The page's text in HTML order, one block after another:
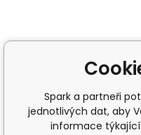
Spark a partneři
jednotlivých dat, aby
informace